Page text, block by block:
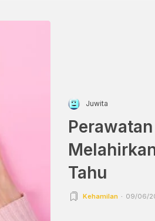
Juwita
Tahu
Kehamilan 09/06/